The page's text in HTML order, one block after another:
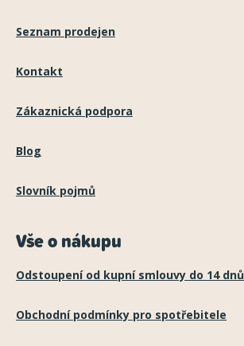
Seznam prodejen
Kontakt
Zákaznická podpora
Blog
Slovník pojmů
Vše o nákupu
Odstoupení od kupní smlouvy do 14 dnů
Obchodní podmínky pro spotřebitele